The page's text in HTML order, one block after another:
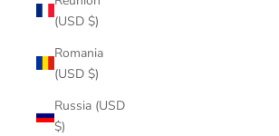
(USD $)
Romania
(USD $)
Russia (USD
$)